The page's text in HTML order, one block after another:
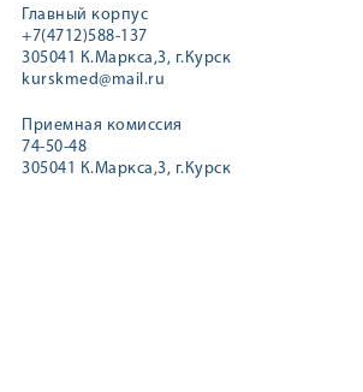
Главный корпус
+7(4712)588-137
305041 К.Маркса,3, г.Курск
kurskmed@mail.ru
Приемная комиссия
74-50-48
305041 К.Маркса,3, г.Курск